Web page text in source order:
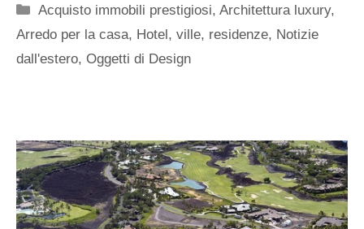
Categorie
Acquisto immobili prestigiosi,Architettura luxury,
Arredo per la casa, Hotel, ville, residenze, Notizie
dall'estero, Oggetti di Design